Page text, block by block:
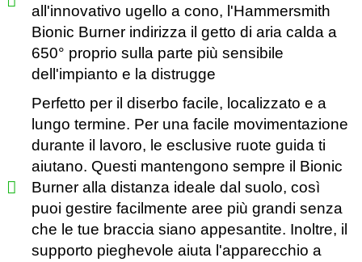
all'innovativo ugello a cono, l'Hammersmith
Bionic Burner indirizza il getto di aria calda a
650° proprio sulla parte più sensibile
dell'impianto e la distrugge
Perfetto per il diserbo facile, localizzato e a
lungo termine. Per una facile movimentazione
durante il lavoro, le esclusive ruote guida ti
aiutano. Questi mantengono sempre il Bionic
Burner alla distanza ideale dal suolo, così
puoi gestire facilmente aree più grandi senza
che le tue braccia siano appesantite. Inoltre, il
supporto pieghevole aiuta l'apparecchio a